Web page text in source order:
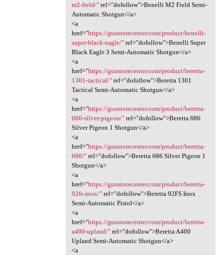
m2-field/"rel="dofollow">Benelli M2 Field Semi-
Automatic Shotgun</a>
<a
href="https://gunstorecenter.com/product/benelli-
super-black-eagle/"rel="dofollow">Benelli Super
Black Eagle 3 Semi-Automatic Shotgun</a>
<a
href="https://gunstorecenter.com/product/beretta-
1301-tactical/"rel="dofollow">Beretta 1301
Tactical Semi-Automatic Shotgun</a>
<a
href="https://gunstorecenter.com/product/beretta-
686-silver-pigeon/"rel="dofollow">Beretta 686
Silver Pigeon 1 Shotgun</a>
<a
href="https://gunstorecenter.com/product/beretta-
686/"rel="dofollow">Beretta 686 Silver Pigeon 1
Shotgun</a>
<a
href="https://gunstorecenter.com/product/beretta-
92fs-inox/"rel="dofollow">Beretta 92FS Inox
Semi-Automatic Pistol</a>
<a
href="https://gunstorecenter.com/product/beretta-
a400-upland/"rel="dofollow">Beretta A400
Upland Semi-Automatic Shotgun</a>
<a